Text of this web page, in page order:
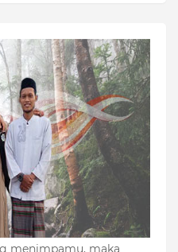
menimpamu, maka